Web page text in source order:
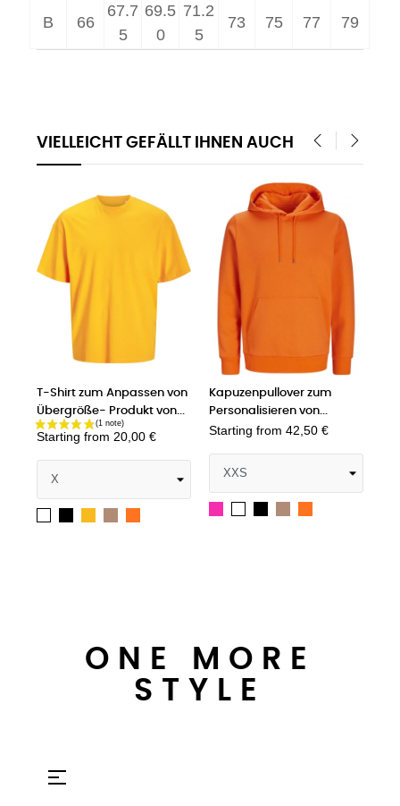
B 66
67.7
5
69.5
0
71.2
5
73 75 77 79
VIELLEICHT GEFÄLLT IHNEN AUCH
Anpassen von
Produkt von...
20,00 €
Kapuzenpullover zum
Personalisieren von...
Starting from 42,50 €
FuchsWeiß
Poloshirt zum
Personalisieren -
von...
ONE MORE
STYLE
Umschalten
☰